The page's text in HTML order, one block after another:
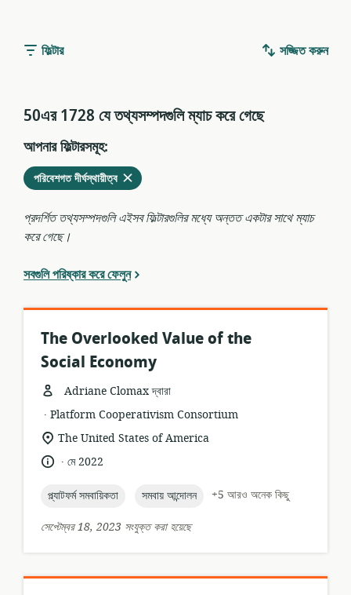
ফিল্টার সজ্জিত করুন
50এর 1728 যে তথ্যসম্পদগুলি ম্যাচ করে গেছে
আপনার ফিল্টারসমূহ:
মুছে
ফেলুন
পরিবেশগত দীর্ঘস্থায়ীত্বএখনকার
ফিল্টারগুলির
থেকে
প্রদর্শিত তথ্যসম্পদগুলি এইসব ফিল্টারগুলির মধ্যে অন্তত একটার সাথে ম্যাচ
করে গেছে।
সবগুলি পরিষ্কার করে ফেলুন
The Overlooked Value of the
Social Economy
Adriane Clomax দ্বারা
তথ্যসম্পদের
ফর্ম্যাট:
.
প্রকাশক:
Platform Cooperativism Consortium
প্রাসঙ্গিকতার
অবস্থান:
The United States of America
ভাষা: .
প্রকাশনারমে 2022
topic:
প্ল্যাটফর্ম সমবায়িকতা topic:
সমবায় আন্দোলন
+5 আরও অনেক কিছু
সেপ্টেম্বর 18, 2023 সংযুক্ত করা হয়েছে